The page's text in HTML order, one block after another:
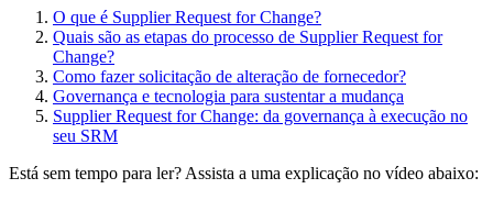
O que é Supplier Request for Change?
Quais são as etapas do processo de Supplier Request for
Change?
Como fazer solicitação de alteração de fornecedor?
Governança e tecnologia para sustentar a mudança
Supplier Request for Change: da governança à execução no
seu SRM
Está sem tempo para ler? Assista a uma explicação no vídeo abaixo: